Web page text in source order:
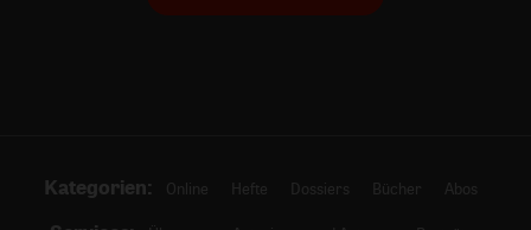
Kategorien: Online Hefte Dossiers Bücher Abos